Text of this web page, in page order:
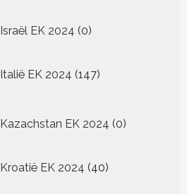
Israël EK 2024 00
Italië EK 2024 147
producten
Kazachstan EK 2024 0
producten
Kroatië EK 2024 4040